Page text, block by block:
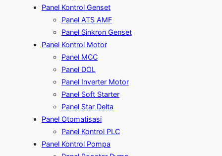
Panel Kontrol Genset
Panel ATS AMF
Panel Sinkron Genset
Panel Kontrol Motor
Panel MCC
Panel DOL
Panel Inverter Motor
Panel Soft Starter
Panel Star Delta
Panel Otomatisasi
Panel Kontrol PLC
Panel Kontrol Pompa